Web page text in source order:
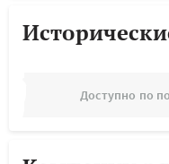
Доступно по